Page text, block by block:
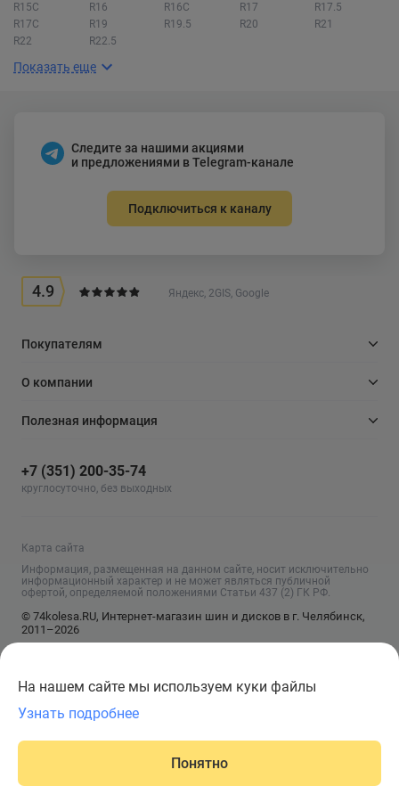
R15C
R16 R16C R17
R17.5
R17C
R19 R19.5 R20
R21
R22
R22.5
Показать еще
Следите за нашими акциями
и предложениями в Telegram-канале
Подключиться к каналу
4.9 Яндекс, 2GIS, Google
Покупателям
О компании
Полезная информация
+7 (351) 200-35-74
круглосуточно, без выходных
Карта сайта
Информация, размещенная на данном сайте, носит исключительно
информационный характер и не может являться публичной
офертой, определяемой положениями Статьи 437 (2) ГК РФ.
© 74kolesa.RU, Интернет-магазин шин и дисков в г. Челябинск,
2011–2026
На нашем сайте мы используем куки файлы
Узнать подробнее
Понятно